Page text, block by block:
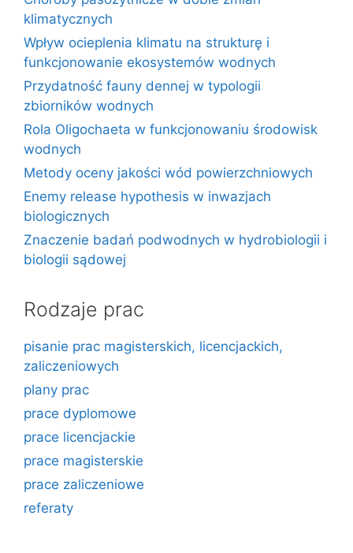
klimatycznych
Wpływ ocieplenia klimatu na strukturę i
funkcjonowanie ekosystemów wodnych
Przydatność fauny dennej w typologii
zbiorników wodnych
Rola Oligochaeta w funkcjonowaniu środowisk
wodnych
Metody oceny jakości wód powierzchniowych
Enemy release hypothesis w inwazjach
biologicznych
Znaczenie badań podwodnych w hydrobiologii i
biologii sądowej
Rodzaje prac
pisanie prac magisterskich, licencjackich,
zaliczeniowych
plany prac
prace dyplomowe
prace licencjackie
prace magisterskie
prace zaliczeniowe
referaty